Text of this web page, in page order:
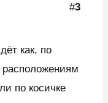
#3
как, по
расположениям
по косичке